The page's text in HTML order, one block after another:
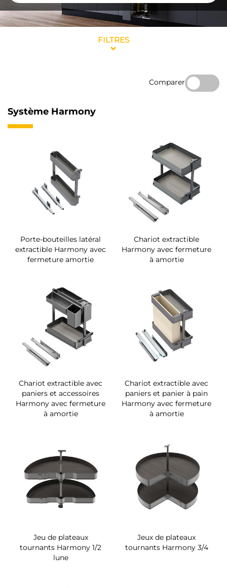
FILTRES
Comparer
Système Harmony
Porte-bouteilles latéral
extractible Harmony avec
fermeture amortie
Chariot extractible
Harmony avec fermeture
à amortie
Chariot extractible avec
paniers et accessoires
Harmony avec fermeture
à amortie
Chariot extractible avec
paniers et panier à pain
Harmony avec fermeture
à amortie
Jeu de plateaux
tournants Harmony 1/2
lune
Jeux de plateaux
tournants Harmony 3/4